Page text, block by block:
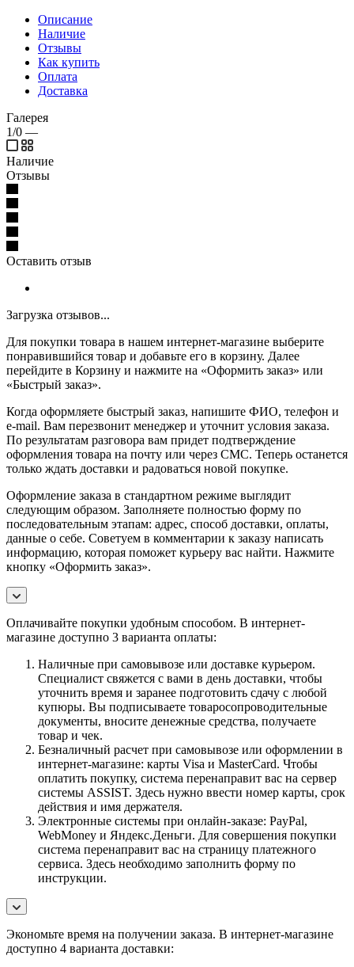
Описание
Наличие
Отзывы
Как купить
Оплата
Доставка
Галерея
1/0 —
Наличие
Отзывы
Оставить отзыв
Загрузка отзывов...
Для покупки товара в нашем интернет-магазине выберите
понравившийся товар и добавьте его в корзину. Далее
перейдите в Корзину и нажмите на «Оформить заказ» или
«Быстрый заказ».
Когда оформляете быстрый заказ, напишите ФИО, телефон и
e-mail. Вам перезвонит менеджер и уточнит условия заказа.
По результатам разговора вам придет подтверждение
оформления товара на почту или через СМС. Теперь останется
только ждать доставки и радоваться новой покупке.
Оформление заказа в стандартном режиме выглядит
следующим образом. Заполняете полностью форму по
последовательным этапам: адрес, способ доставки, оплаты,
данные о себе. Советуем в комментарии к заказу написать
информацию, которая поможет курьеру вас найти. Нажмите
кнопку «Оформить заказ».
Оплачивайте покупки удобным способом. В интернет-
магазине доступно 3 варианта оплаты:
Наличные при самовывозе или доставке курьером.
Специалист свяжется с вами в день доставки, чтобы
уточнить время и заранее подготовить сдачу с любой
купюры. Вы подписываете товаросопроводительные
документы, вносите денежные средства, получаете
товар и чек.
Безналичный расчет при самовывозе или оформлении в
интернет-магазине: карты Visa и MasterCard. Чтобы
оплатить покупку, система перенаправит вас на сервер
системы ASSIST. Здесь нужно ввести номер карты, срок
действия и имя держателя.
Электронные системы при онлайн-заказе: PayPal,
WebMoney и Яндекс.Деньги. Для совершения покупки
система перенаправит вас на страницу платежного
сервиса. Здесь необходимо заполнить форму по
инструкции.
Экономьте время на получении заказа. В интернет-магазине
доступно 4 варианта доставки: